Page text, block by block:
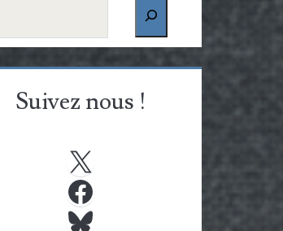
Suivez nous !
Facebook